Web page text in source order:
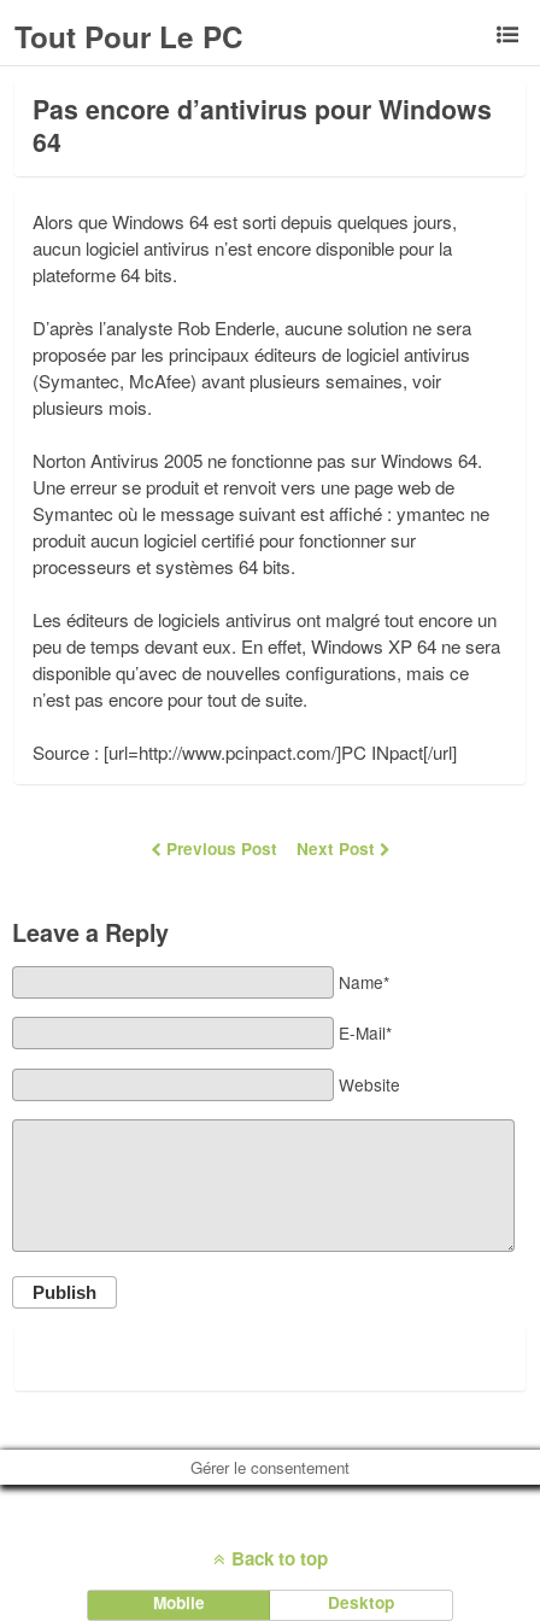
Tout Pour Le PC
Pas encore d’antivirus pour Windows
64
Alors que Windows 64 est sorti depuis quelques jours,
aucun logiciel antivirus n’est encore disponible pour la
plateforme 64 bits.
D’après l’analyste Rob Enderle, aucune solution ne sera
proposée par les principaux éditeurs de logiciel antivirus
(Symantec, McAfee) avant plusieurs semaines, voir
plusieurs mois.
Norton Antivirus 2005 ne fonctionne pas sur Windows 64.
Une erreur se produit et renvoit vers une page web de
Symantec où le message suivant est affiché : ymantec ne
produit aucun logiciel certifié pour fonctionner sur
processeurs et systèmes 64 bits.
Les éditeurs de logiciels antivirus ont malgré tout encore un
peu de temps devant eux. En effet, Windows XP 64 ne sera
disponible qu’avec de nouvelles configurations, mais ce
n’est pas encore pour tout de suite.
Source : [url=http://www.pcinpact.com/]PC INpact[/url]
Previous Post Next Post
Leave a Reply
Name*
E-Mail*
Website
Publish
Gérer le consentement
Back to top
Mobile Desktop